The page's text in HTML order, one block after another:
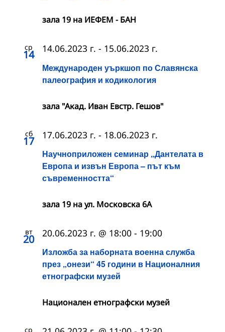
зала 19 на ИЕФЕМ - БАН
ср
14
Международен уъркшоп по Славянска
палеография и кодикология
14.06.2023 г. - 15.06.2023 г.
зала "Акад. Иван Евстр. Гешов"
сб
17
Научноприложен семинар „Дантелата в
Европа и извън Европа – път към
съвременността“
17.06.2023 г. - 18.06.2023 г.
зала 19 на ул. Московска 6А
вт
20
Изложба за наборната военна служба
през „онези“ 45 години в Националния
етнографски музей
20.06.2023 г. @ 18:00 - 19:00
Национален етнографски музей
ср